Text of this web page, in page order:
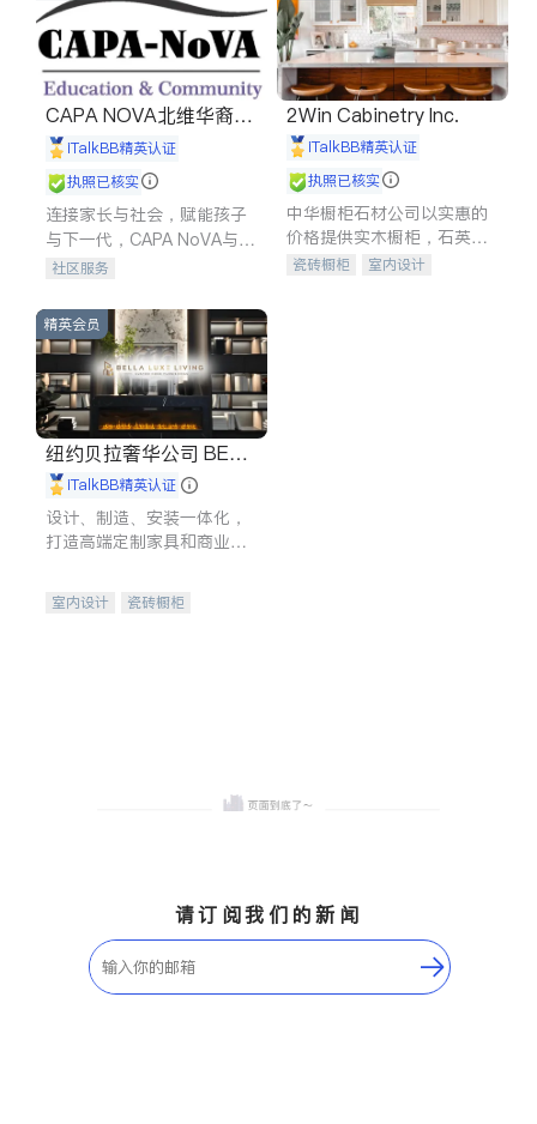
CAPA NOVA北维华裔家
长会iTalkBB精英认证
执照已核实
连接家长与社会，赋能孩子
与下一代，CAPA NoVA与您
携手建设包容、公平、充满
社区服务
2Win Cabinetry Inc.
iTalkBB精英认证
执照已核实
中华橱柜石材公司以实惠的
价格提供实木橱柜，石英石
台面，多种优质不锈钢水
瓷砖橱柜
室内设计
精英会员
纽约贝拉奢华公司 BELL
A LUXE
iTalkBB精英认证
设计、制造、安装一体化，
打造高端定制家具和商业空
室内设计
瓷砖橱柜
请订阅我们的新闻